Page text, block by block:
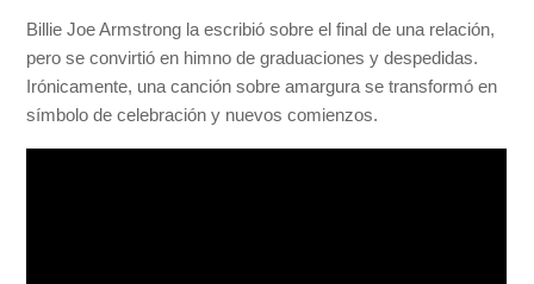
Billie Joe Armstrong la escribió sobre el final de una relación,
pero se convirtió en himno de graduaciones y despedidas.
Irónicamente, una canción sobre amargura se transformó en
símbolo de celebración y nuevos comienzos.